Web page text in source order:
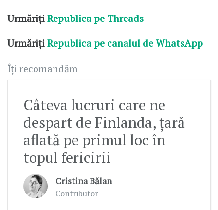
UrmărițiRepublica pe Threads
UrmărițiRepublica pe canalul de WhatsApp
Îți recomandăm
Câteva lucruri care ne
despart de Finlanda, țară
aflată pe primul loc în
topul fericirii
Cristina Bălan
Contributor